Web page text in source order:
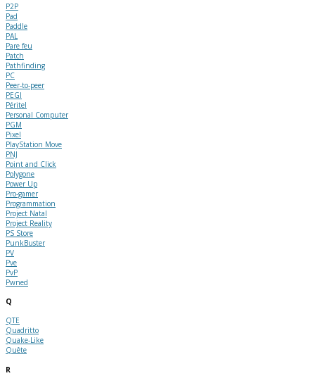
P2P
Pad
Paddle
PAL
Pare feu
Patch
Pathfinding
PC
Peer-to-peer
PEGI
Péritel
Personal Computer
PGM
Pixel
PlayStation Move
PNJ
Point and Click
Polygone
Power Up
Pro-gamer
Programmation
Project Natal
Project Reality
PS Store
PunkBuster
PV
Pve
PvP
Pwned
Q
QTE
Quadritto
Quake-Like
Quête
R